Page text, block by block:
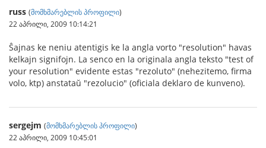
russ (მომხმარებლის პროფილი)
22 აპრილი, 2009 10:14:21
Ŝajnas ke neniu atentigis ke la angla vorto "resolution" havas
kelkajn signifojn. La senco en la originala angla teksto "test of
your resolution" evidente estas "rezoluto" (nehezitemo, firma
volo, ktp) anstataŭ "rezolucio" (oficiala deklaro de kunveno).
sergejm (მომხმარებლის პროფილი)
22 აპრილი, 2009 10:45:01